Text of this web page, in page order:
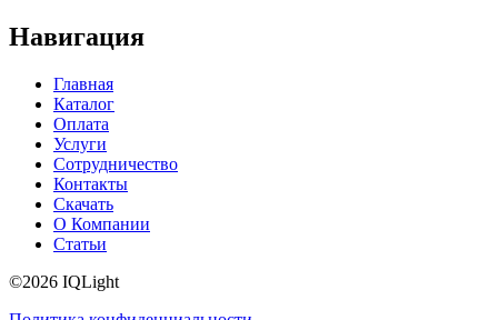
Навигация
Главная
Каталог
Оплата
Услуги
Сотрудничество
Контакты
Скачать
О Компании
Статьи
©2026 IQLight